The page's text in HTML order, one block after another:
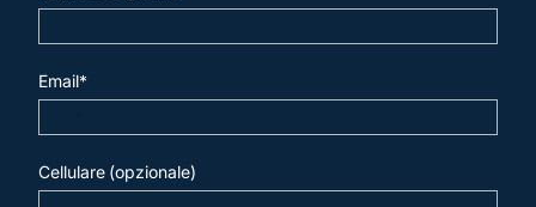
Email*
Cellulare (opzionale)